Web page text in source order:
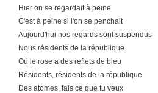
Hier on se regardait à peine
C'est à peine si l'on se penchait
Aujourd'hui nos regards sont suspendus
Nous résidents de la république
Où le rose a des reflets de bleu
Résidents, résidents de la république
Des atomes, fais ce que tu veux